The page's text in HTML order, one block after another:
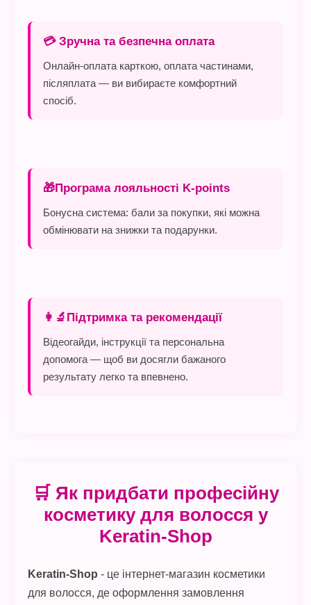
💳 Зручна та безпечна оплата
Онлайн-оплата карткою, оплата частинами,
післяплата — ви вибираєте комфортний
спосіб.
🎁Програма лояльності K-points
Бонусна система: бали за покупки, які можна
обмінювати на знижки та подарунки.
👩‍🔬Підтримка та рекомендації
Відеогайди, інструкції та персональна
допомога — щоб ви досягли бажаного
результату легко та впевнено.
🛒 Як придбати професійну
косметику для волосся у
Keratin-Shop
Keratin-Shop - це інтернет-магазин косметики
для волосся, де оформлення замовлення